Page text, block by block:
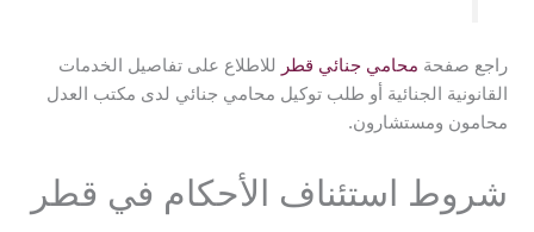
راجع صفحة محامي جنائي قطر
للاطلاع على تفاصيل الخدمات
القانونية الجنائية أو طلب توكيل محامي جنائي لدى مكتب العدل
محامون ومستشارون.
شروط استئناف الأحكام في قطر